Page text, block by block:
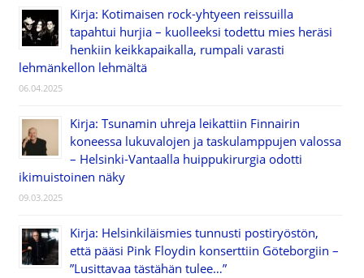
Kirja: Kotimaisen rock-yhtyeen reissuilla
tapahtui hurjia – kuolleeksi todettu mies heräsi
henkiin keikkapaikalla, rumpali varasti
lehmänkellon lehmältä
06.04.2025
Kirja: Tsunamin uhreja leikattiin Finnairin
koneessa lukuvalojen ja taskulamppujen valossa
– Helsinki-Vantaalla huippukirurgia odotti
ikimuistoinen näky
09.03.2025
Kirja: Helsinkiläismies tunnusti postiryöstön,
että pääsi Pink Floydin konserttiin Göteborgiin –
”Lusittavaa tästähän tulee…”